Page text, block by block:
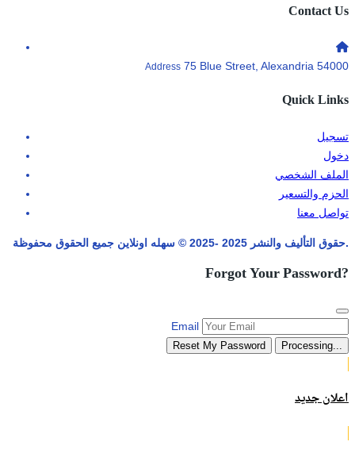
Contact Us
Address 75 Blue Street, Alexandria 54000
Quick Links
تسجيل
دخول
الملف الشخصي
الحزم والتسعير
تواصل معنا
حقوق التأليف والنشر 2025 -2025 © سهله اونلاين جميع الحقوق محفوظة.
Forgot Your Password?
Email
Reset My Password Processing...
اعلان جديد